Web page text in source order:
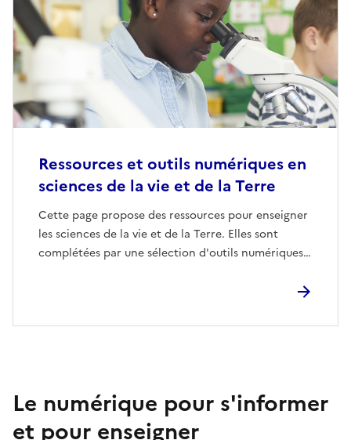
Ressources et outils numériques en
sciences de la vie et de la Terre
Cette page propose des ressources pour enseigner
les sciences de la vie et de la Terre. Elles sont
complétées par une sélection d'outils numériques…
Le numérique pour s'informer
et pour enseigner